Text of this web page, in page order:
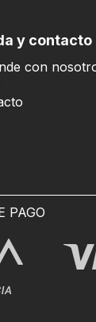
y contacto
con
PAGO